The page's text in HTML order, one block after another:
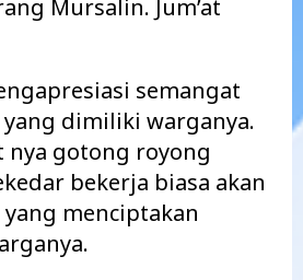
Mursalin. Jum’at
semangat
dimiliki warganya.
nya gotong royong
bekerja biasa akan
menciptakan